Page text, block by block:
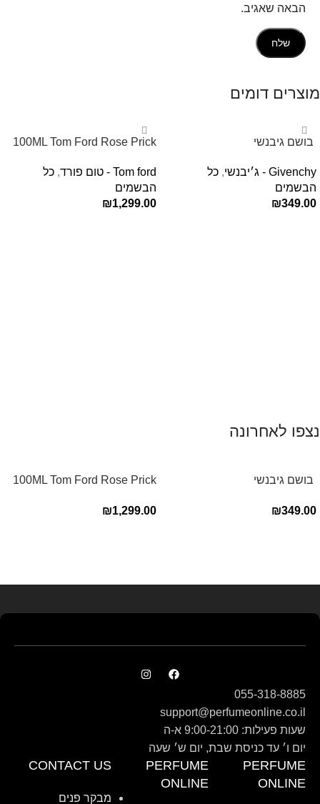
הבאה שאגיב.
מוצרים דומים
‏ בושם גיבנשי
E.D.P 80ml ‏
Givenchy - ג׳יבנשי , כל
הבשמים
₪349.00
100ML Tom Ford Rose Prick
Tom ford - טום פורד
, כל
הבשמים
₪1,299.00
נצפו לאחרונה
‏ בושם גיבנשי
E.D.P 80ml ‏
₪349.00
100ML Tom Ford Rose Prick
₪1,299.00
055-318-8885
support@perfumeonline.co.il
שעות פעילות: 9:00-21:00 א-ה
יום ו׳ עד כניסת שבת, יום ש׳ שעה
PERFUME
ONLINE
PERFUME
ONLINE
CONTACT US
מבקר פנים